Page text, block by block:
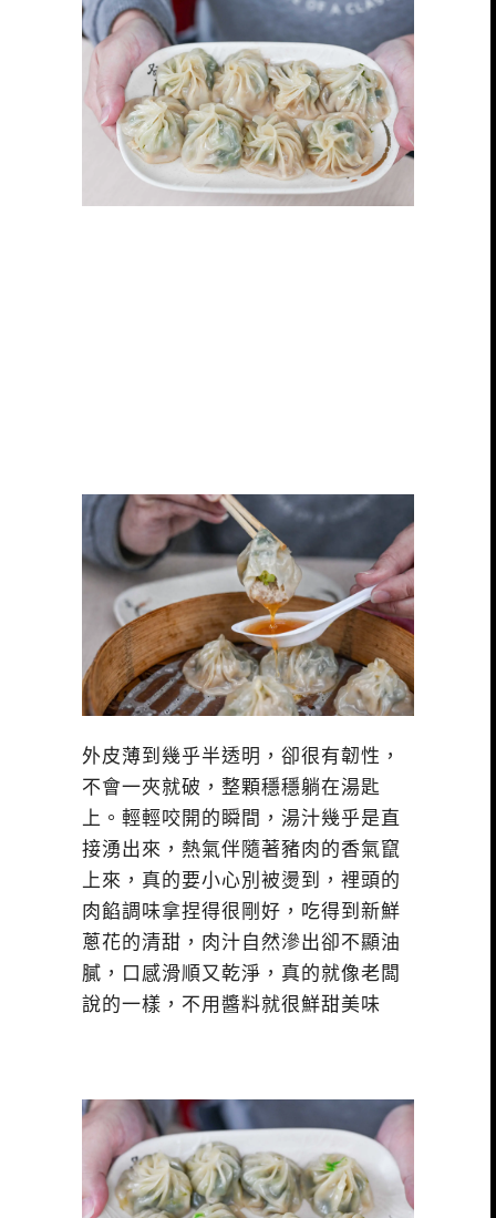
外皮薄到幾乎半透明，卻很有韌性，
不會一夾就破，整顆穩穩躺在湯匙
上。輕輕咬開的瞬間，湯汁幾乎是直
接湧出來，熱氣伴隨著豬肉的香氣竄
上來，真的要小心別被燙到，裡頭的
肉餡調味拿捏得很剛好，吃得到新鮮
蔥花的清甜，肉汁自然滲出卻不顯油
膩，口感滑順又乾淨，真的就像老闆
說的一樣，不用醬料就很鮮甜美味